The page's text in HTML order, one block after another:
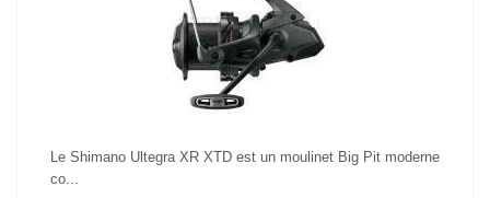
Le Shimano Ultegra XR XTD est un moulinet Big Pit moderne
co...